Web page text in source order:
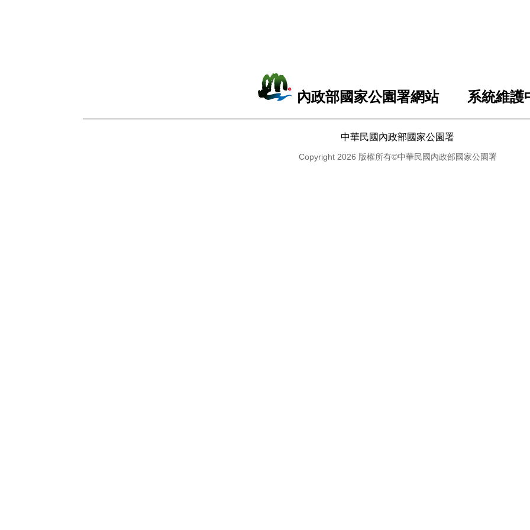
內政部國家公園署網站 系統維護
中華民國內政部國家公園署
Copyright 2026 版權所有©中華民國內政部國家公園署